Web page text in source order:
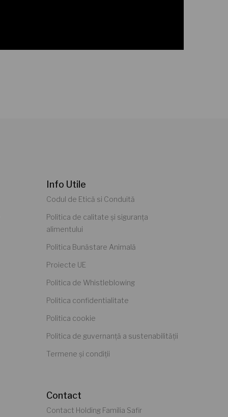
Info Utile
Codul de Etică si Conduită
Politica de calitate și siguranța
alimentului
Politica Bunăstare Animală
Proiecte UE
Politica de Whistleblowing
Politica confidentialitate
Politica cookie
Politica de guvernanță a sustenabilității
Termene și condiții
Contact
Contact Holding Familia Safir